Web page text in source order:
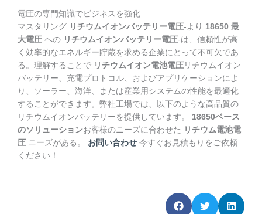
電圧の専門知識でビジネスを強化
マスタリング リチウムイオンバッテリー電圧-より 18650 最
大電圧 への リチウムイオンバッテリー電圧-は、信頼性が高
く効率的なエネルギー貯蔵を求める企業にとって不可欠であ
る。理解することで リチウムイオン電池電圧 リチウムイオン
バッテリー、充電プロトコル、およびアプリケーションによ
り、ソーラー、海洋、または産業用システムの性能を最適化
することができます。弊社工場では、以下のような高品質の
リチウムイオンバッテリーを提供しています。 18650ベース
のソリューションお客様のニーズに合わせた リチウム電池電
圧 ニーズがある。 お問い合わせ 今すぐお見積もりをご依頼
ください！